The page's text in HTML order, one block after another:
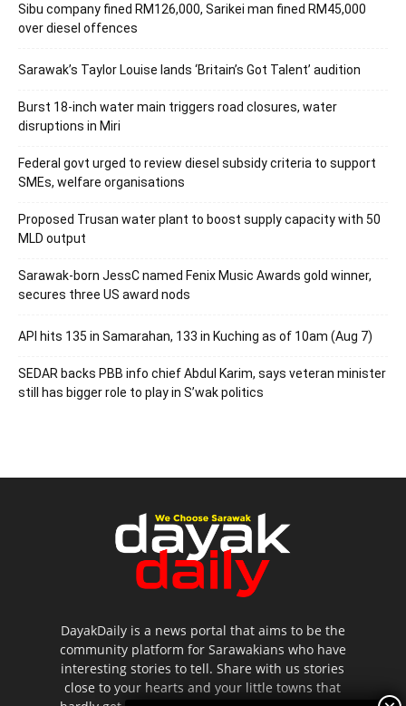
Sibu company fined RM126,000, Sarikei man fined RM45,000
over diesel offences
Sarawak’s Taylor Louise lands ‘Britain’s Got Talent’ audition
Burst 18-inch water main triggers road closures, water
disruptions in Miri
Federal govt urged to review diesel subsidy criteria to support
SMEs, welfare organisations
Proposed Trusan water plant to boost supply capacity with 50
MLD output
Sarawak-born JessC named Fenix Music Awards gold winner,
secures three US award nods
API hits 135 in Samarahan, 133 in Kuching as of 10am (Aug 7)
SEDAR backs PBB info chief Abdul Karim, says veteran minister
still has bigger role to play in S’wak politics
DayakDaily is a news portal that aims to be the
community platform for Sarawakians who have
interesting stories to tell. Share with us stories
close to your hearts and your little towns that